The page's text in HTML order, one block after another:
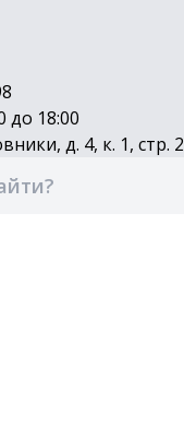
до 18:00
д. 4, к. 1, стр. 2